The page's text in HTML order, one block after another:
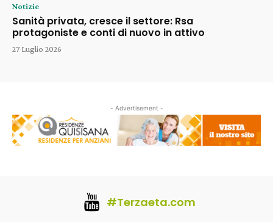
Notizie
Sanità privata, cresce il settore: Rsa
protagoniste e conti di nuovo in attivo
27 Luglio 2026
- Advertisement -
#Terzaeta.com